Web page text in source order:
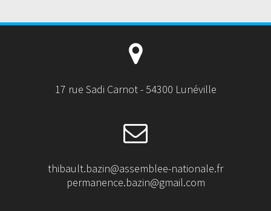
17 rue Sadi Carnot - 54300 Lunéville
thibault.bazin@assemblee-nationale.fr
permanence.bazin@gmail.com